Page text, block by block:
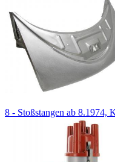
8 - Stoßstangen ab 8.1974,